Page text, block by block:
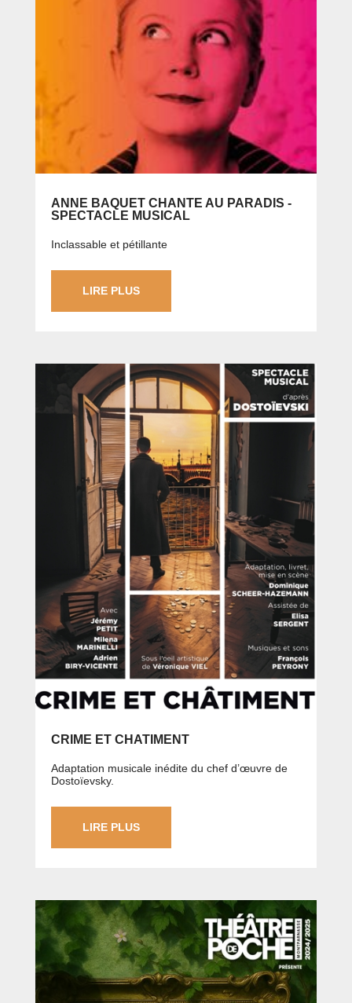
ANNE BAQUET CHANTE AU PARADIS -
SPECTACLE MUSICAL
Inclassable et pétillante
LIRE PLUS
CRIME ET CHATIMENT
Adaptation musicale inédite du chef d’œuvre de
Dostoïevsky.
LIRE PLUS